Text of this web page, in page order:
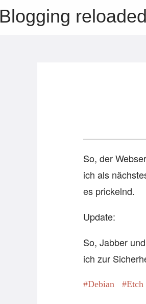
Blogging reloaded
So, der
ich als
es prickelnd.
Update:
So, Jabber
ich zur
Debian Etch